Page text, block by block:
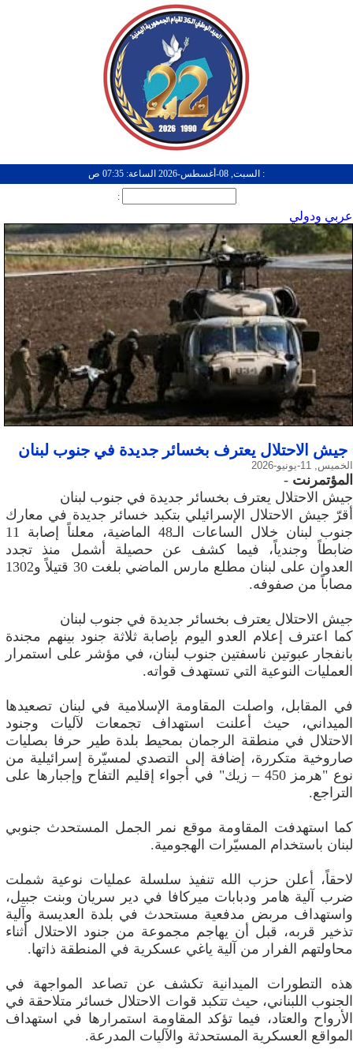
: السبت, 08-أغسطس-2026 الساعة: 07:35 ص
:
عربي ودولي
جيش الاحتلال يعترف بخسائر جديدة في جنوب لبنان
الخميس, 11-يونيو-2026
المؤتمرنت -
جيش الاحتلال يعترف بخسائر جديدة في جنوب لبنان
أقرّ جيش الاحتلال الإسرائيلي بتكبد خسائر جديدة في معارك
جنوب لبنان خلال الساعات الـ48 الماضية، معلناً إصابة 11
ضابطاً وجندياً، فيما كشف عن حصيلة أشمل منذ تجدد
العدوان على لبنان مطلع مارس الماضي بلغت 30 قتيلاً و1302
مصاباً من صفوفه.
جيش الاحتلال يعترف بخسائر جديدة في جنوب لبنان
كما اعترف إعلام العدو اليوم بإصابة ثلاثة جنود بينهم مجندة
بانفجار عبوتين ناسفتين جنوب لبنان، في مؤشر على استمرار
العمليات النوعية التي تستهدف قواته.
في المقابل، واصلت المقاومة الإسلامية في لبنان تصعيدها
الميداني، حيث أعلنت استهداف تجمعات لآليات وجنود
الاحتلال في منطقة الرجمان بمحيط بلدة طير حرفا بصليات
صاروخية متكررة، إضافة إلى التصدي لمسيّرة إسرائيلية من
نوع "هرمز 450 – زيك" في أجواء إقليم التفاح وإجبارها على
التراجع.
كما استهدفت المقاومة موقع نمر الجمل المستحدث جنوبي
لبنان باستخدام المسيّرات الهجومية.
لاحقاً، أعلن حزب الله تنفيذ سلسلة عمليات نوعية شملت
ضرب آلية هامر ودبابات ميركافا في دير سريان وبنت جبيل،
واستهداف مربض مدفعية مستحدث في بلدة العديسة وآلية
تذخير قربه، قبل أن يهاجم مجموعة من جنود الاحتلال أثناء
محاولتهم الفرار من آلية ياغي عسكرية في المنطقة ذاتها.
هذه التطورات الميدانية تكشف عن تصاعد المواجهة في
الجنوب اللبناني، حيث تتكبد قوات الاحتلال خسائر متلاحقة في
الأرواح والعتاد، فيما تؤكد المقاومة استمرارها في استهداف
المواقع العسكرية المستحدثة والآليات المدرعة.